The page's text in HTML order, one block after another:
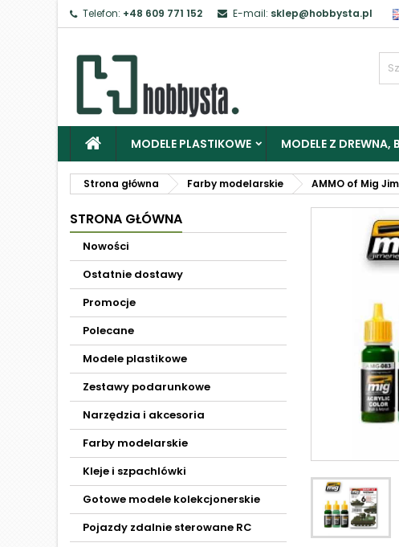
Telefon: +48 609 771 152 E-mail: sklep@hobbysta.pl
MODELE PLASTIKOWE MODELE Z DREWNA,
Strona główna Farby modelarskie AMMO of Mig
STRONA GŁÓWNA
Nowości
Ostatnie dostawy
Promocje
Polecane
Modele plastikowe
Zestawy podarunkowe
Narzędzia i akcesoria
Farby modelarskie
Kleje i szpachlówki
Gotowe modele kolekcjonerskie
Pojazdy zdalnie sterowane RC